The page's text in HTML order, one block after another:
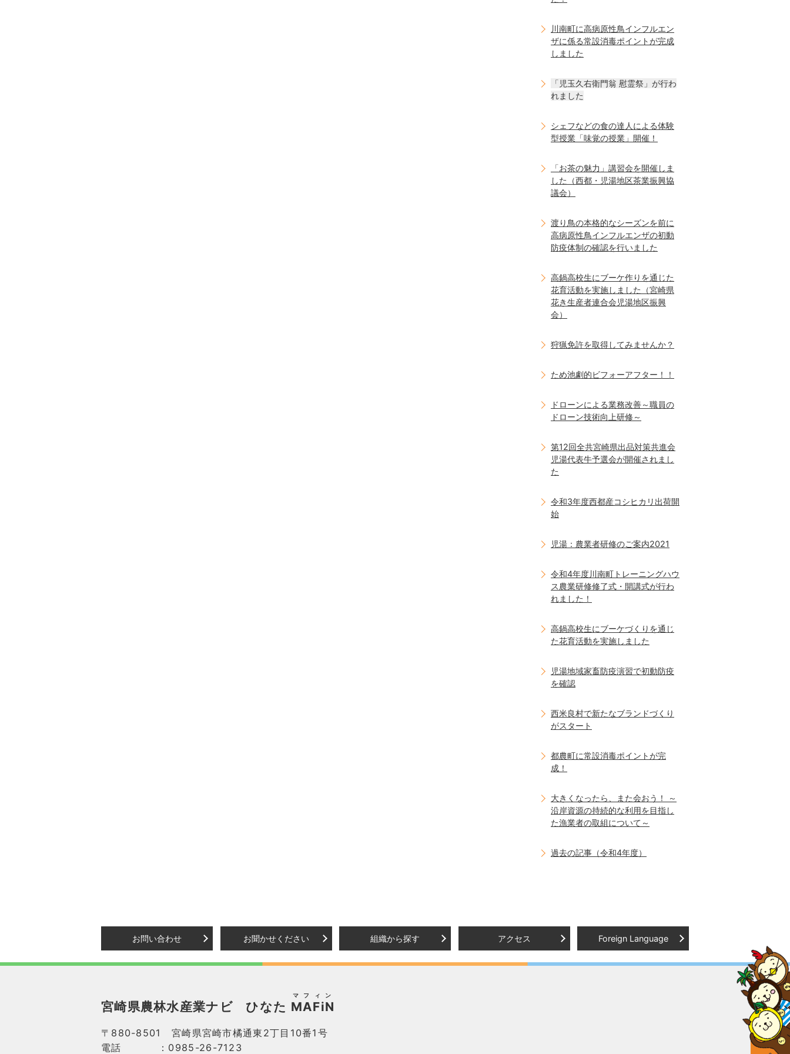
川南町に高病原性鳥インフルエン
ザに係る常設消毒ポイントが完成
しました
「児玉久右衛門翁 慰霊祭」が行わ
れました
シェフなどの食の達人による体験
型授業「味覚の授業」開催！
「お茶の魅力」講習会を開催しま
した（西都・児湯地区茶業振興協
議会）
渡り鳥の本格的なシーズンを前に
高病原性鳥インフルエンザの初動
防疫体制の確認を行いました
高鍋高校生にブーケ作りを通じた
花育活動を実施しました（宮崎県
花き生産者連合会児湯地区振興
会）
狩猟免許を取得してみませんか？
ため池劇的ビフォーアフター！！
ドローンによる業務改善～職員の
ドローン技術向上研修～
第12回全共宮崎県出品対策共進会
児湯代表牛予選会が開催されまし
た
令和3年度西都産コシヒカリ出荷開
始
児湯：農業者研修のご案内2021
令和4年度川南町トレーニングハウ
ス農業研修修了式・開講式が行わ
れました！
高鍋高校生にブーケづくりを通じ
た花育活動を実施しました
児湯地域家畜防疫演習で初動防疫
を確認
西米良村で新たなブランドづくり
がスタート
都農町に常設消毒ポイントが完
成！
大きくなったら、また会おう！ ～
沿岸資源の持続的な利用を目指し
た漁業者の取組について～
過去の記事（令和4年度）
お問い合わせ お聞かせください 組織から探す アクセス Foreign Language
宮崎県農林水産業ナビ ひなた MAFiN
マフィン
〒880-8501 宮崎県宮崎市橘通東2丁目10番1号
電話
：0985-26-7123